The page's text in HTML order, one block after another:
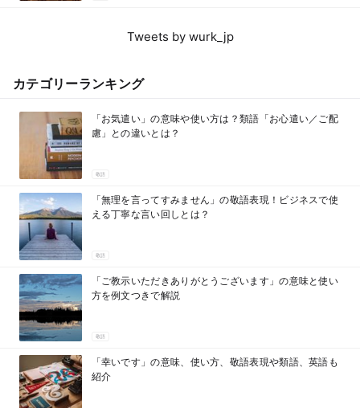
Tweets by wurk_jp
カテゴリーランキング
「お気遣い」の意味や使い方は？類語「お心遣い／ご配
慮」との違いとは？
敬語
「無理を言ってすみません」の敬語表現！ビジネスで使
える丁寧な言い回しとは？
敬語
「ご教示いただきありがとうございます」の意味と使い
方を例文つきで解説
敬語
「幸いです」の意味、使い方、敬語表現や類語、英語も
紹介